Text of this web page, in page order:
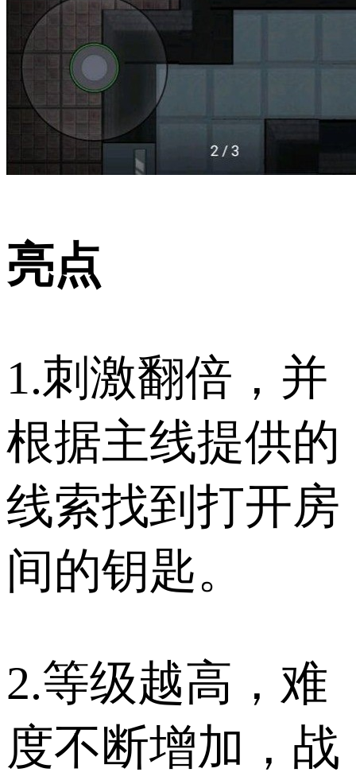
亮点
1.刺激翻倍，并
根据主线提供的
线索找到打开房
间的钥匙。
2.等级越高，难
度不断增加，战